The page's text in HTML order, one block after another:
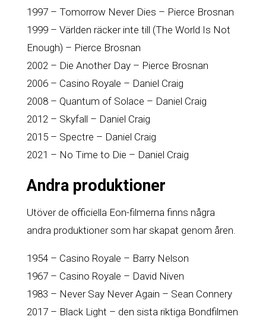
1997 – Tomorrow Never Dies – Pierce Brosnan
1999 – Världen räcker inte till (The World Is Not
Enough) – Pierce Brosnan
2002 – Die Another Day – Pierce Brosnan
2006 – Casino Royale – Daniel Craig
2008 – Quantum of Solace – Daniel Craig
2012 – Skyfall – Daniel Craig
2015 – Spectre – Daniel Craig
2021 – No Time to Die – Daniel Craig
Andra produktioner
Utöver de officiella Eon-filmerna finns några
andra produktioner som har skapat genom åren.
1954 – Casino Royale – Barry Nelson
1967 – Casino Royale – David Niven
1983 – Never Say Never Again – Sean Connery
2017 – Black Light – den sista riktiga Bondfilmen